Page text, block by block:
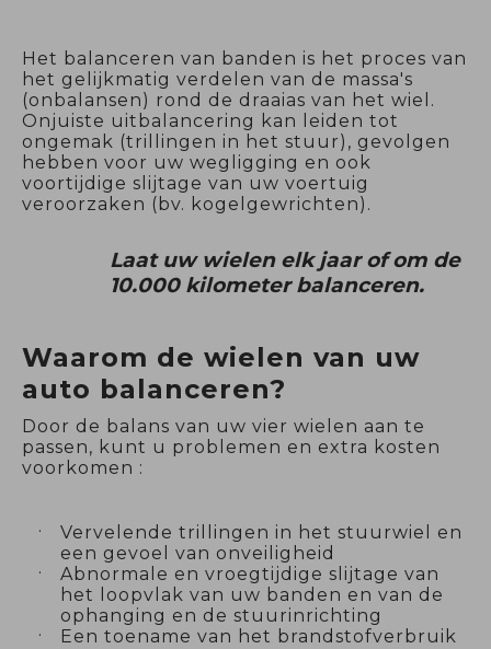
Het balanceren van banden is het proces van
het gelijkmatig verdelen van de massa's
(onbalansen) rond de draaias van het wiel.
Onjuiste uitbalancering kan leiden tot
ongemak (trillingen in het stuur), gevolgen
hebben voor uw wegligging en ook
voortijdige slijtage van uw voertuig
veroorzaken (bv. kogelgewrichten).
Laat uw wielen elk jaar of om de
10.000 kilometer balanceren.
Waarom de wielen van uw
auto balanceren?
Door de balans van uw vier wielen aan te
passen, kunt u problemen en extra kosten
voorkomen :
Vervelende trillingen in het stuurwiel en
een gevoel van onveiligheid
Abnormale en vroegtijdige slijtage van
het loopvlak van uw banden en van de
ophanging en de stuurinrichting
Een toename van het brandstofverbruik